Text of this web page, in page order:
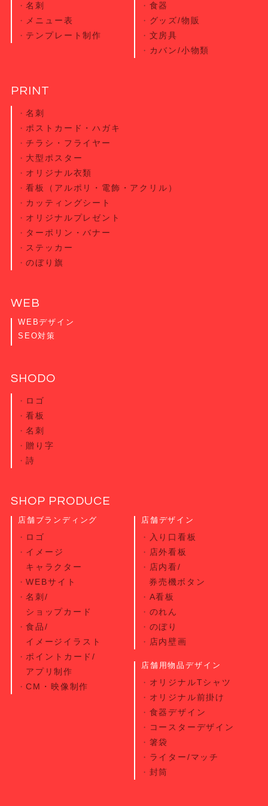
名刺
メニュー表
テンプレート制作
食器
グッズ/物販
文房具
カバン/小物類
PRINT
名刺
ポストカード・ハガキ
チラシ・ フライヤー
大型ポスター
オリジナル衣類
看板（アルポリ・電飾・アクリル）
カッティングシート
オリジナルプレゼント
ターポリン・バナー
ステッカー
のぼり旗
WEB
WEBデザイン
SEO対策
SHODO
ロゴ
看板
名刺
贈り字
詩
SHOP PRODUCE
店舗ブランディング
ロゴ
イメージ
キャラクター
WEBサイト
名刺/
ショップカード
食品/
イメージイラスト
ポイントカード/
アプリ制作
CM・映像制作
店舗デザイン
入り口看板
店外看板
店内看/
券売機ボタン
A看板
のれん
のぼり
店内壁画
店舗用物品デザイン
オリジナルTシャツ
オリジナル前掛け
食器デザイン
コースターデザイン
箸袋
ライター/マッチ
封筒